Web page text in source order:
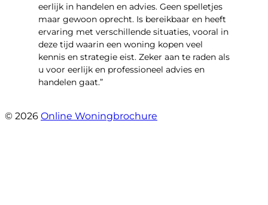
eerlijk in handelen en advies. Geen spelletjes
maar gewoon oprecht. Is bereikbaar en heeft
ervaring met verschillende situaties, vooral in
deze tijd waarin een woning kopen veel
kennis en strategie eist. Zeker aan te raden als
u voor eerlijk en professioneel advies en
handelen gaat.”
© 2026 Online Woningbrochure